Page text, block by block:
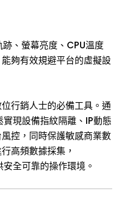
、螢幕亮度、CPU溫度
夠有效規避平台的虛擬設
行銷人士的必備工具。通
現設備指紋隔離、IP動態
控，同時保護敏感商業數
高頻數據採集，
全可靠的操作環境。